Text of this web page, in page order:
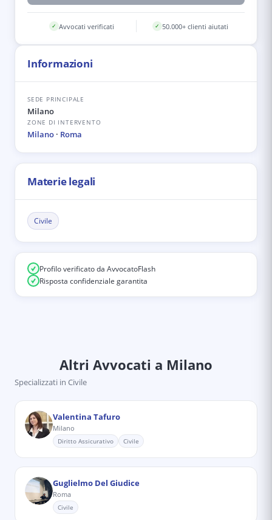
✓ Avvocati verificati ✓ 50.000+ clienti aiutati
Informazioni
SEDE PRINCIPALE
Milano
ZONE DI INTERVENTO
Milano · Roma
Materie legali
Civile
Profilo verificato da AvvocatoFlash
Risposta confidenziale garantita
Altri Avvocati a Milano
Specializzati in Civile
Valentina Tafuro
Milano
Diritto Assicurativo Civile
Guglielmo Del Giudice
Roma
Civile